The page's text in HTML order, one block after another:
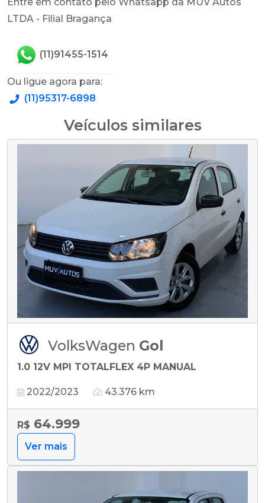
LTDA - Filial Bragança
(11)91455-1514
Ou ligue agora para:
(11)95317-6898
Veículos similares
VolksWagen Gol
1.0 12V MPI TOTALFLEX 4P MANUAL
2022/2023 43.376 km
R$ 64.999
Ver mais